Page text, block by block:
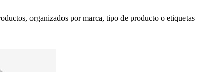
organizados por marca, tipo de producto o etiquetas